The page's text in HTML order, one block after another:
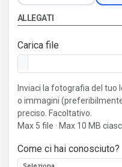
ALLEGATI
Carica file
Inviaci la fotografia del tuo
o immagini
preciso. Facoltativo.
Max 5 file · Max 10 MB
Come ci hai conosciuto?